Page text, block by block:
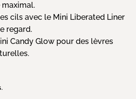
cils avec le Mini Liberated Liner
regard.
Candy Glow pour des lèvres